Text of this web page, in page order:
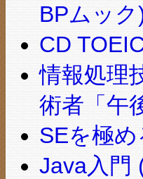
BPムック
CD
情報処理
術者「午
SEを極め
Java入門